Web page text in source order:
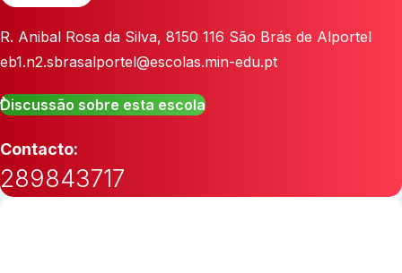
R. Anibal Rosa da Silva, 8150 116 São Brás de Alportel
eb1.n2.sbrasalportel@escolas.min-edu.pt
Discussão sobre esta escola
Contacto:
289843717